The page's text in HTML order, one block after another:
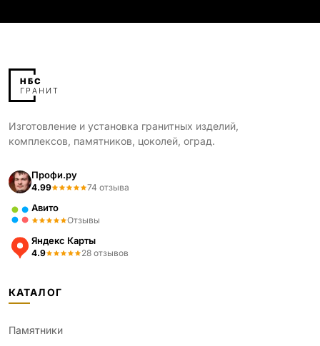
Изготовление и установка гранитных изделий,
комплексов, памятников, цоколей, оград.
Профи.ру
4.99 74 отзыва
Авито
Отзывы
Яндекс Карты
4.9 28 отзывов
КАТАЛОГ
Памятники